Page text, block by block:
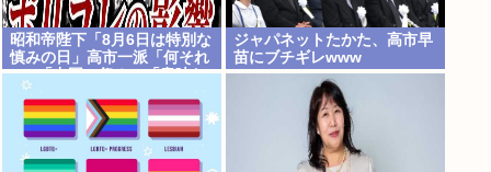
昭和帝陛下「8月6日は特別な
慎みの日」高市一派「何それ
w」「中国の祭？」「意味わ
かんね」「何でも批判かw」
ジャパネットたかた、高市早
苗にブチギレwww